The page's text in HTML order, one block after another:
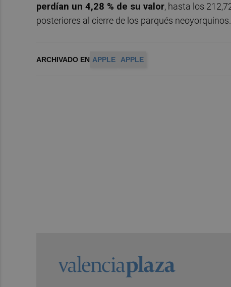
perdían un 4,28 % de su valor, hasta los
posteriores al cierre de los parqués neoyorquinos.
ARCHIVADO EN APPLE APPLE